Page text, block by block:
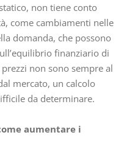
non tiene conto
come cambiamenti nelle
domanda, che possono
finanziario di
non sono sempre al
mercato, un calcolo
da determinare.
aumentare i